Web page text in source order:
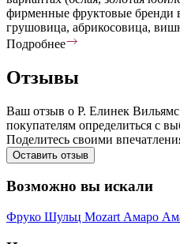
фирменные фруктовые бренди
грушовица, абрикосовица,
Подробнее
Отзывы
Ваш отзыв о Р. Елинек
покупателям определиться с
Поделитесь своими
Оставить отзыв
Возможно вы искали
Фруко Шульц Mozart Амаро